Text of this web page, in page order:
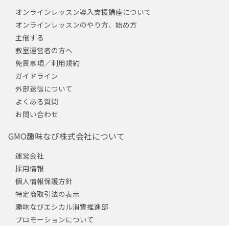
オンラインレッスン導入支援講座について
オンラインレッスンのやり方、始め方
主催する
教室運営者の方へ
免責事項／利用規約
ガイドライン
外部送信について
よくある質問
お問い合わせ
GMO趣味なび株式会社について
運営会社
採用情報
個人情報保護方針
特定商取引法の表示
趣味なびエシカル消費推進部
プロモーションについて